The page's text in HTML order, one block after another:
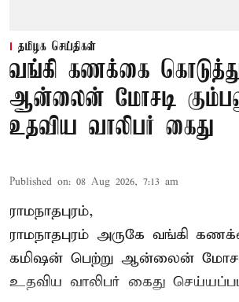
தமிழக செய்திகள்
வங்கி கணக்கை
ஆன்லைன் மோசடி
உதவிய வாலிபர் கைது
Published on: 08 Aug 2026, 7:13 am
ராமநாதபுரம்,
ராமநாதபுரம் அருகே வங்கி
கமிஷன் பெற்று ஆன்லைன் மோசடி
உதவிய வாலிபர் கைது